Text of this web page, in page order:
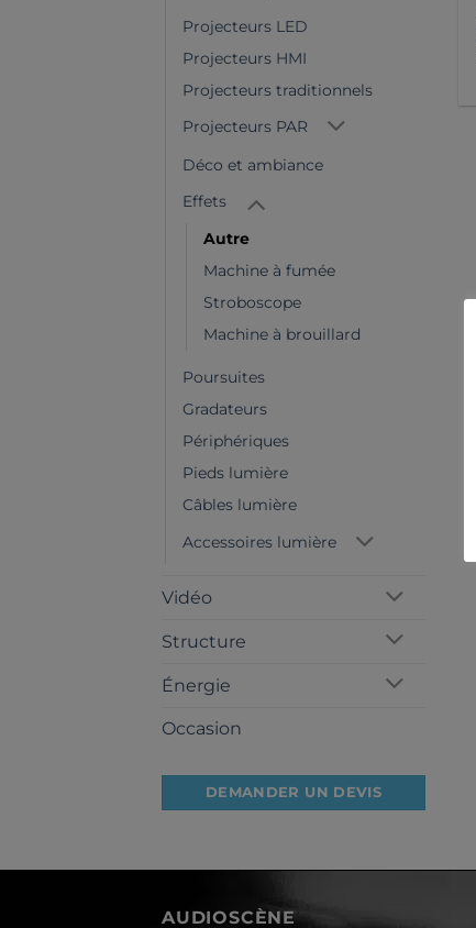
Projecteurs LED
Projecteurs HMI
Projecteurs traditionnels
Projecteurs PAR
Déco et ambiance
Effets
Autre
Machine à fumée
Stroboscope
Machine à brouillard
Poursuites
Gradateurs
Périphériques
Pieds lumière
Câbles lumière
Accessoires lumière
Vidéo
Structure
Énergie
Occasion
DEMANDER UN DEVIS
AUDIOSCÈNE